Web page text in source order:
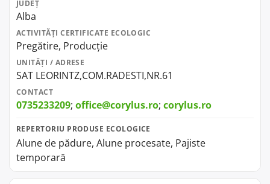
JUDEȚ
Alba
ACTIVITĂȚI CERTIFICATE ECOLOGIC
Pregătire, Producție
UNITĂȚI / ADRESE
SAT LEORINTZ,COM.RADESTI,NR.61
CONTACT
0735233209; office@corylus.ro; corylus.ro
REPERTORIU PRODUSE ECOLOGICE
Alune de pădure, Alune procesate, Pajiste
temporară